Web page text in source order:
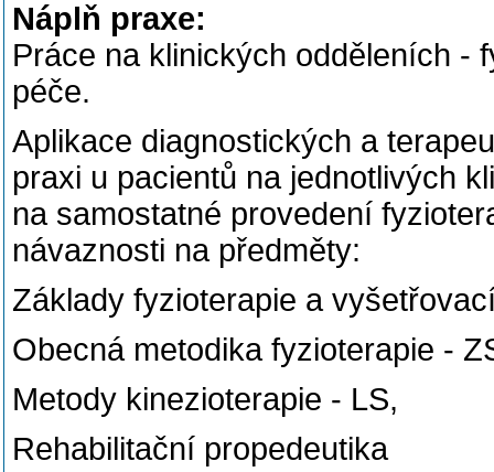
Náplň praxe:
Práce na klinických odděleních -
péče.
Aplikace diagnostických a
praxi u pacientů na jednotlivých
na samostatné provedení
návaznosti na předměty:
Základy fyzioterapie a
Obecná metodika fyzioterapie -
Metody kinezioterapie - LS,
Rehabilitační propedeutika